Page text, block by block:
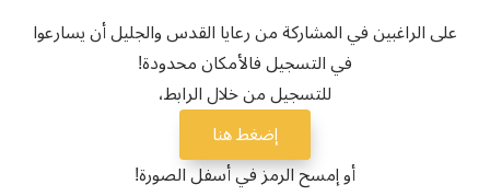
على الراغبين في المشاركة من رعايا القدس والجليل أن يسارعوا
في التسجيل فالأمكان محدودة!
للتسجيل من خلال الرابط،
إضغط هنا
أو إمسح الرمز في أسفل الصورة‍!